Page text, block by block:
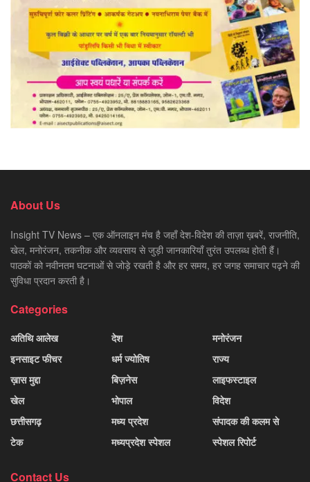
About Us
Insight TV News – एक ऑनलाइन मंच है जहाँ देश-विदेश की ताज़ा ख़बरें, राजनीति,
खेल, मनोरंजन, तकनीक और व्यवसाय से जुड़ी जानकारियाँ तुरंत उपलब्ध होती हैं।
पाठकों को नवीनतम घटनाओं से जोड़े रखती है और हर समय, हर जगह समाचार पढ़ने की
सुविधा प्रदान करती है।
Categories
अतिथि आलेख
इनसाइट फीचर
ख़ास मुद्दा
खेल
छत्तीसगढ़
टेक
देश
धर्म ज्योतिष
बिज़नेस
भोपाल
मध्य प्रदेश
मध्यप्रदेश स्पेशल
मनोरंजन
राज्य
लाइफस्टाइल
विदेश
संपादक की कलम से
स्पेशल रिपोर्ट
Contact Us